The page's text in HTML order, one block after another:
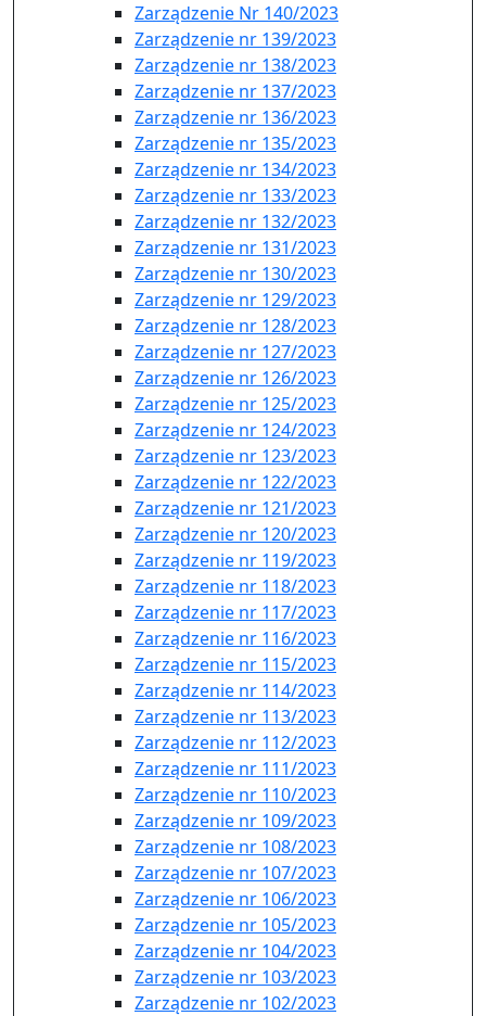
Zarządzenie Nr 140/2023
Zarządzenie nr 139/2023
Zarządzenie nr 138/2023
Zarządzenie nr 137/2023
Zarządzenie nr 136/2023
Zarządzenie nr 135/2023
Zarządzenie nr 134/2023
Zarządzenie nr 133/2023
Zarządzenie nr 132/2023
Zarządzenie nr 131/2023
Zarządzenie nr 130/2023
Zarządzenie nr 129/2023
Zarządzenie nr 128/2023
Zarządzenie nr 127/2023
Zarządzenie nr 126/2023
Zarządzenie nr 125/2023
Zarządzenie nr 124/2023
Zarządzenie nr 123/2023
Zarządzenie nr 122/2023
Zarządzenie nr 121/2023
Zarządzenie nr 120/2023
Zarządzenie nr 119/2023
Zarządzenie nr 118/2023
Zarządzenie nr 117/2023
Zarządzenie nr 116/2023
Zarządzenie nr 115/2023
Zarządzenie nr 114/2023
Zarządzenie nr 113/2023
Zarządzenie nr 112/2023
Zarządzenie nr 111/2023
Zarządzenie nr 110/2023
Zarządzenie nr 109/2023
Zarządzenie nr 108/2023
Zarządzenie nr 107/2023
Zarządzenie nr 106/2023
Zarządzenie nr 105/2023
Zarządzenie nr 104/2023
Zarządzenie nr 103/2023
Zarządzenie nr 102/2023